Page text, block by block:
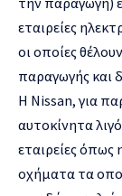
εταιρείες
οι οποίες
παραγωγής και
Η Nissan, για
αυτοκίνητα
εταιρείες όπως
οχήματα τα